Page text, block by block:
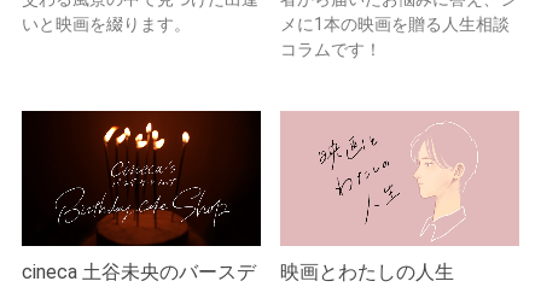
いと映画を綴ります。
メに1本の映画を贈る人生相談
コラムです！
cineca 土谷未央のバースデ
映画とわたしの人生